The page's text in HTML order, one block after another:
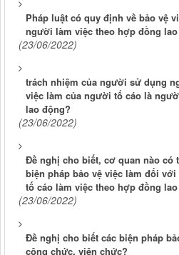
Pháp luật có quy định về bảo vệ
người làm việc theo hợp đồng
(23/06/2022)
trách nhiệm của người sử dụng
việc làm của người tố cáo là
lao động?
(23/06/2022)
Đề nghị cho biết, cơ quan nào có
biện pháp bảo vệ việc làm đối
tố cáo làm việc theo hợp đồng
(23/06/2022)
Đề nghị cho biết các biện pháp
công chức, viên chức?